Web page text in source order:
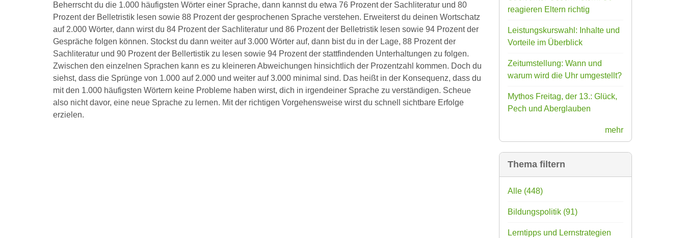
Beherrscht du die 1.000 häufigsten Wörter einer Sprache, dann kannst du etwa 76 Prozent der Sachliteratur und 80
Prozent der Belletristik lesen sowie 88 Prozent der gesprochenen Sprache verstehen. Erweiterst du deinen Wortschatz
auf 2.000 Wörter, dann wirst du 84 Prozent der Sachliteratur und 86 Prozent der Belletristik lesen sowie 94 Prozent der
Gespräche folgen können. Stockst du dann weiter auf 3.000 Wörter auf, dann bist du in der Lage, 88 Prozent der
Sachliteratur und 90 Prozent der Bellertistik zu lesen sowie 94 Prozent der stattfindenden Unterhaltungen zu folgen.
Zwischen den einzelnen Sprachen kann es zu kleineren Abweichungen hinsichtlich der Prozentzahl kommen. Doch du
siehst, dass die Sprünge von 1.000 auf 2.000 und weiter auf 3.000 minimal sind. Das heißt in der Konsequenz, dass du
mit den 1.000 häufigsten Wörtern keine Probleme haben wirst, dich in irgendeiner Sprache zu verständigen. Scheue
also nicht davor, eine neue Sprache zu lernen. Mit der richtigen Vorgehensweise wirst du schnell sichtbare Erfolge
erzielen.
reagieren Eltern richtig
Leistungskurswahl: Inhalte und
Vorteile im Überblick
Zeitumstellung: Wann und
warum wird die Uhr umgestellt?
Mythos Freitag, der 13.: Glück,
Pech und Aberglauben
mehr
Thema filtern
Alle (448)
Bildungspolitik (91)
Lerntipps und Lernstrategien